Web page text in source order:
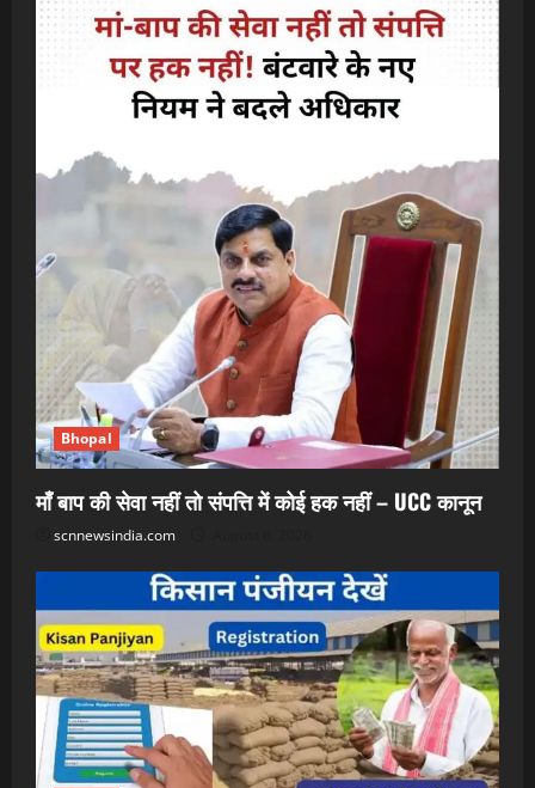
Bhopal
माँ बाप की सेवा नहीं तो संपत्ति में कोई हक नहीं – UCC कानून
scnnewsindia.com